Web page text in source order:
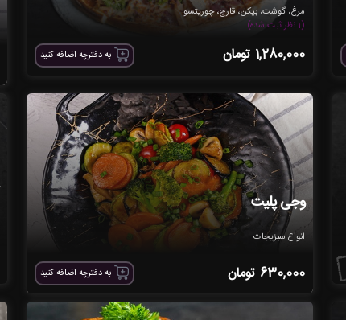
مرغ، گوشت، بیکن، قارچ، چوریتسو
(1 نظر ثبت شده)
1,280,000 تومان به دفترچه اضافه کنید
وجی پلیت
انواع سبزیجات
630,000 تومان به دفترچه اضافه کنید